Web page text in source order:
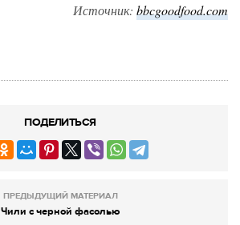
Источник: bbcgoodfood.com
ПОДЕЛИТЬСЯ
ПРЕДЫДУЩИЙ МАТЕРИАЛ
Чили с черной фасолью